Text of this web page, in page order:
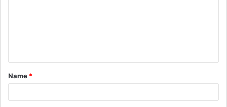
t
*
Name *